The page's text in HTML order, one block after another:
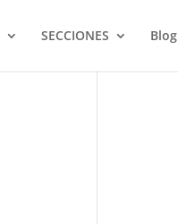
SECCIONES Blog